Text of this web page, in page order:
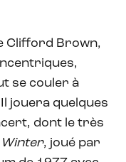
Clifford Brown,
se couler à
jouera quelques
dont le très
, joué par